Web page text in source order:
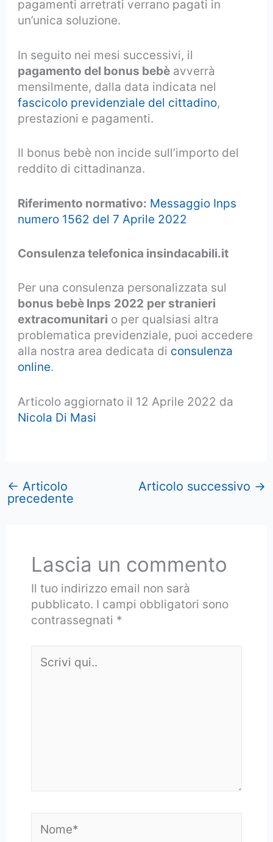
pagamenti arretrati verrano pagati in
un’unica soluzione.
In seguito nei mesi successivi, il
pagamento del bonus bebè avverrà
mensilmente, dalla data indicata nel
fascicolo previdenziale del cittadino,
prestazioni e pagamenti.
Il bonus bebè non incide sull’importo del
reddito di cittadinanza.
Riferimento normativo: Messaggio Inps
numero 1562 del 7 Aprile 2022
Consulenza telefonica insindacabili.it
Per una consulenza personalizzata sul
bonus bebè Inps 2022 per stranieri
extracomunitari o per qualsiasi altra
problematica previdenziale, puoi accedere
alla nostra area dedicata di consulenza
online.
Articolo aggiornato il 12 Aprile 2022 da
Nicola Di Masi
← Articolo
precedente
Articolo successivo →
Lascia un commento
Il tuo indirizzo email non sarà
pubblicato. I campi obbligatori sono
contrassegnati *
qui..